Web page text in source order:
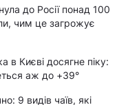
до Росії понад 100
чим це загрожує
в Києві досягне піку:
аж до +39°
9 видів чаїв, які